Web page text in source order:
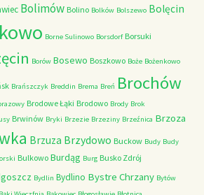
Bolimów Bolino Bolków Bolszewo Bolęcin
Borne Sulinowo Borsdorf Borsuki
Borów Bosewo Boszkowo Boże Bożenkowo
Brańszczyk Breddin Brema Breń Brochów
Brodowe Łąki Brodowo Brody Brok
Brwinów Bryki Brzezie Brzeziny Brzeźnica Brzoza
Brzuza Brzydowo Buckow Budy Budy
Bulkowo Burdąg Burg Busko Zdrój
Bydlin Bydlino Bystre Chrzany Bytów